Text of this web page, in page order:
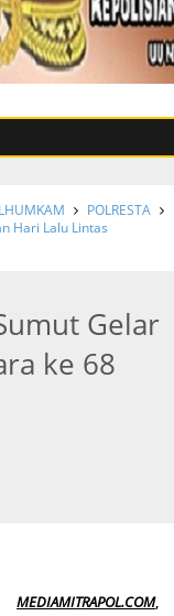
POLRESTA
Hari Lalu Lintas
Gelar
ke 68
MEDIAMITRAPOL.COM,